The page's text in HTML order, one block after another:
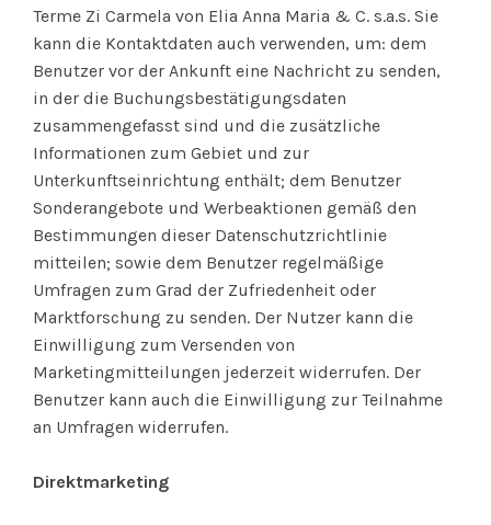
Terme Zi Carmela von Elia Anna Maria & C. s.a.s. Sie
kann die Kontaktdaten auch verwenden, um: dem
Benutzer vor der Ankunft eine Nachricht zu senden,
in der die Buchungsbestätigungsdaten
zusammengefasst sind und die zusätzliche
Informationen zum Gebiet und zur
Unterkunftseinrichtung enthält; dem Benutzer
Sonderangebote und Werbeaktionen gemäß den
Bestimmungen dieser Datenschutzrichtlinie
mitteilen; sowie dem Benutzer regelmäßige
Umfragen zum Grad der Zufriedenheit oder
Marktforschung zu senden. Der Nutzer kann die
Einwilligung zum Versenden von
Marketingmitteilungen jederzeit widerrufen. Der
Benutzer kann auch die Einwilligung zur Teilnahme
an Umfragen widerrufen.
Direktmarketing